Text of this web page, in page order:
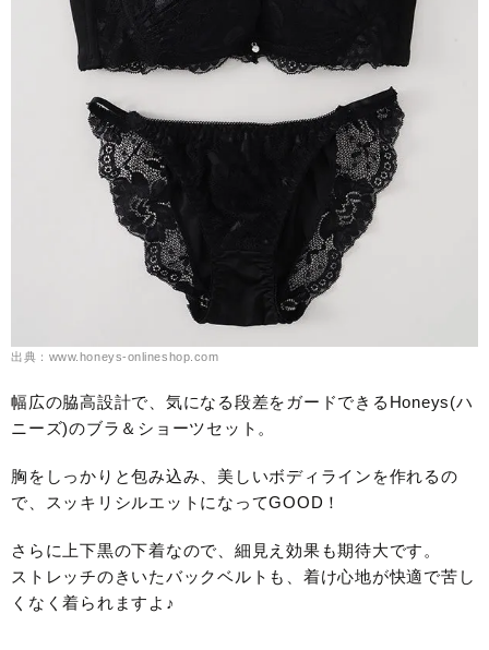
出典：www.honeys-onlineshop.com
幅広の脇高設計で、気になる段差をガードできるHoneys(ハ
ニーズ)のブラ＆ショーツセット。
胸をしっかりと包み込み、美しいボディラインを作れるの
で、スッキリシルエットになってGOOD！
さらに上下黒の下着なので、細見え効果も期待大です。
ストレッチのきいたバックベルトも、着け心地が快適で苦し
くなく着られますよ♪